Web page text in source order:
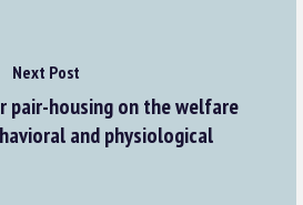
Next Post
pair-housing on the welfare
and physiological